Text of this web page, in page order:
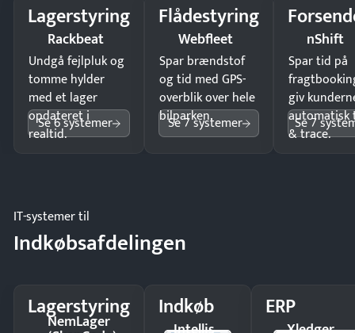
Lagerstyring
Rackbeat
Undgå fejlpluk og
tomme hylder
med et lager
opdateret i
realtid.
Se 6 systemer
Flådestyring
Webfleet
Spar brændstof
og tid med GPS-
overblik over hele
bilparken.
Se 7 systemer
nShift
Spar tid på
giv
automatisk
& trace.
Se 7
IT-systemer til
Indkøbsafdelingen
Lagerstyring
NemLager Indkøb ERP